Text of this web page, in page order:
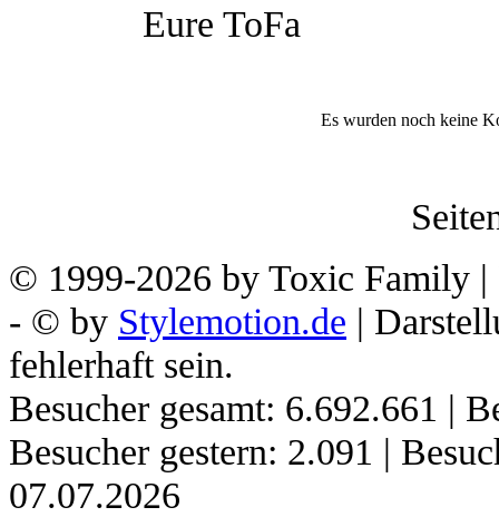
Eure ToFa
Es wurden noch keine
© 1999-2026 by Toxic Family |
- © by Stylemotion.de |
fehlerhaft sein.
Besucher gesamt: 6.692.661 |
Besucher gestern: 2.091 |
07.07.2026